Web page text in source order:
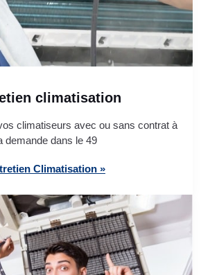
climatisation
climatiseurs avec ou sans contrat à
demande dans le 49
Climatisation »